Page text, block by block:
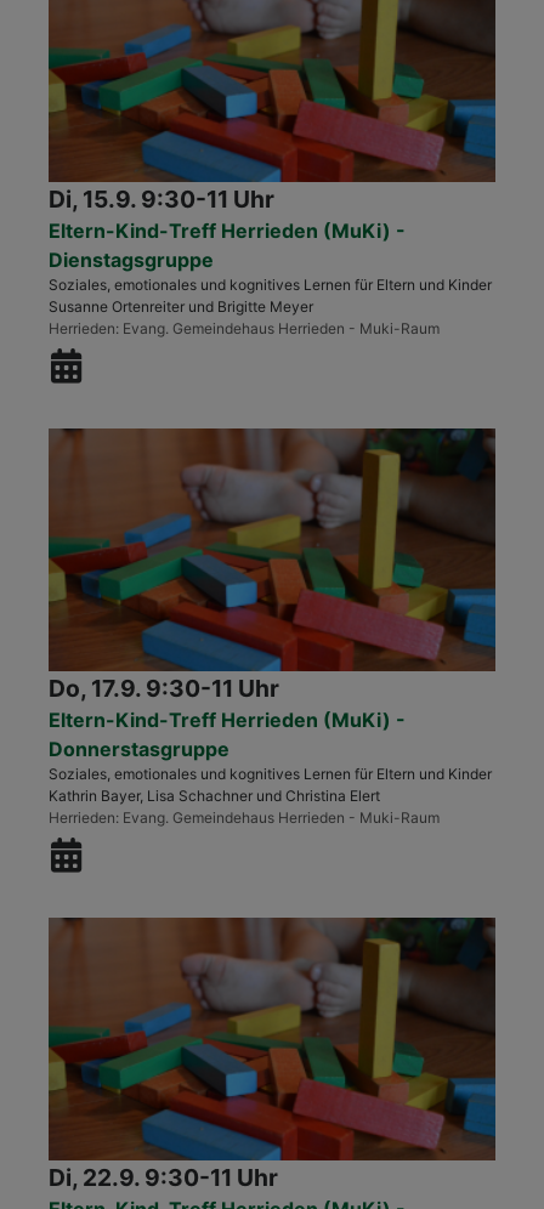
Di, 15.9. 9:30-11 Uhr
Eltern-Kind-Treff Herrieden (MuKi) -
Dienstagsgruppe
Soziales, emotionales und kognitives Lernen für Eltern und Kinder
Susanne Ortenreiter und Brigitte Meyer
Herrieden Evang. Gemeindehaus Herrieden - Muki-Raum
Do, 17.9. 9:30-11 Uhr
Eltern-Kind-Treff Herrieden (MuKi) -
Donnerstasgruppe
Soziales, emotionales und kognitives Lernen für Eltern und Kinder
Kathrin Bayer, Lisa Schachner und Christina Elert
Herrieden Evang. Gemeindehaus Herrieden - Muki-Raum
Di, 22.9. 9:30-11 Uhr